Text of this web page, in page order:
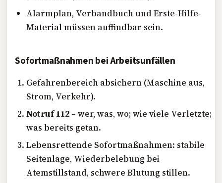
Alarmplan, Verbandbuch und Erste-Hilfe-
Material müssen auffindbar sein.
Sofortmaßnahmen bei Arbeitsunfällen
Gefahrenbereich absichern (Maschine aus,
Strom, Verkehr).
Notruf 112 – wer, was, wo; wie viele Verletzte;
was bereits getan.
Lebensrettende Sofortmaßnahmen: stabile
Seitenlage, Wiederbelebung bei
Atemstillstand, schwere Blutung stillen.